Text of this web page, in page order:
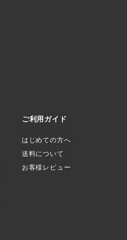
ご利用ガイド
はじめての方へ
送料について
お客様レビュー